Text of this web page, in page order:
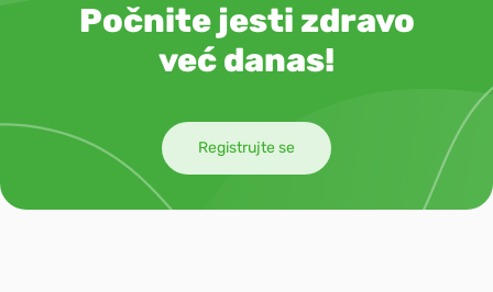
Počnite jesti zdravo
već danas!
Registrujte se